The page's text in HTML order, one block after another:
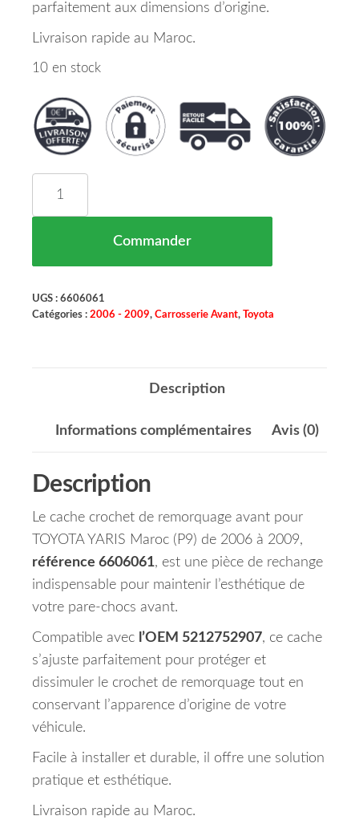
parfaitement aux dimensions d’origine.
Livraison rapide au Maroc.
10 en stock
Commander
UGS : 6606061
Catégories : 2006 - 2009, Carrosserie Avant, Toyota
Description
Informations complémentaires Avis (0)
Description
Le cache crochet de remorquage avant pour
TOYOTA YARIS Maroc (P9) de 2006 à 2009,
référence 6606061, est une pièce de rechange
indispensable pour maintenir l’esthétique de
votre pare-chocs avant.
Compatible avec l’OEM 5212752907, ce cache
s’ajuste parfaitement pour protéger et
dissimuler le crochet de remorquage tout en
conservant l’apparence d’origine de votre
véhicule.
Facile à installer et durable, il offre une solution
pratique et esthétique.
Livraison rapide au Maroc.